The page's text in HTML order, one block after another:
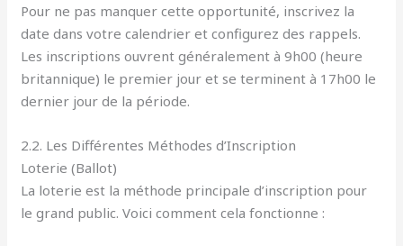
Pour ne pas manquer cette opportunité, inscrivez la
date dans votre calendrier et configurez des rappels.
Les inscriptions ouvrent généralement à 9h00 (heure
britannique) le premier jour et se terminent à 17h00 le
dernier jour de la période.
2.2. Les Différentes Méthodes d’Inscription
Loterie (Ballot)
La loterie est la méthode principale d’inscription pour
le grand public. Voici comment cela fonctionne :